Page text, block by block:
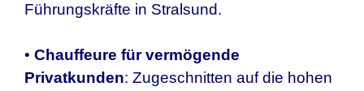
Führungskräfte in Stralsund.
• Chauffeure für vermögende
Privatkunden: Zugeschnitten auf die hohen